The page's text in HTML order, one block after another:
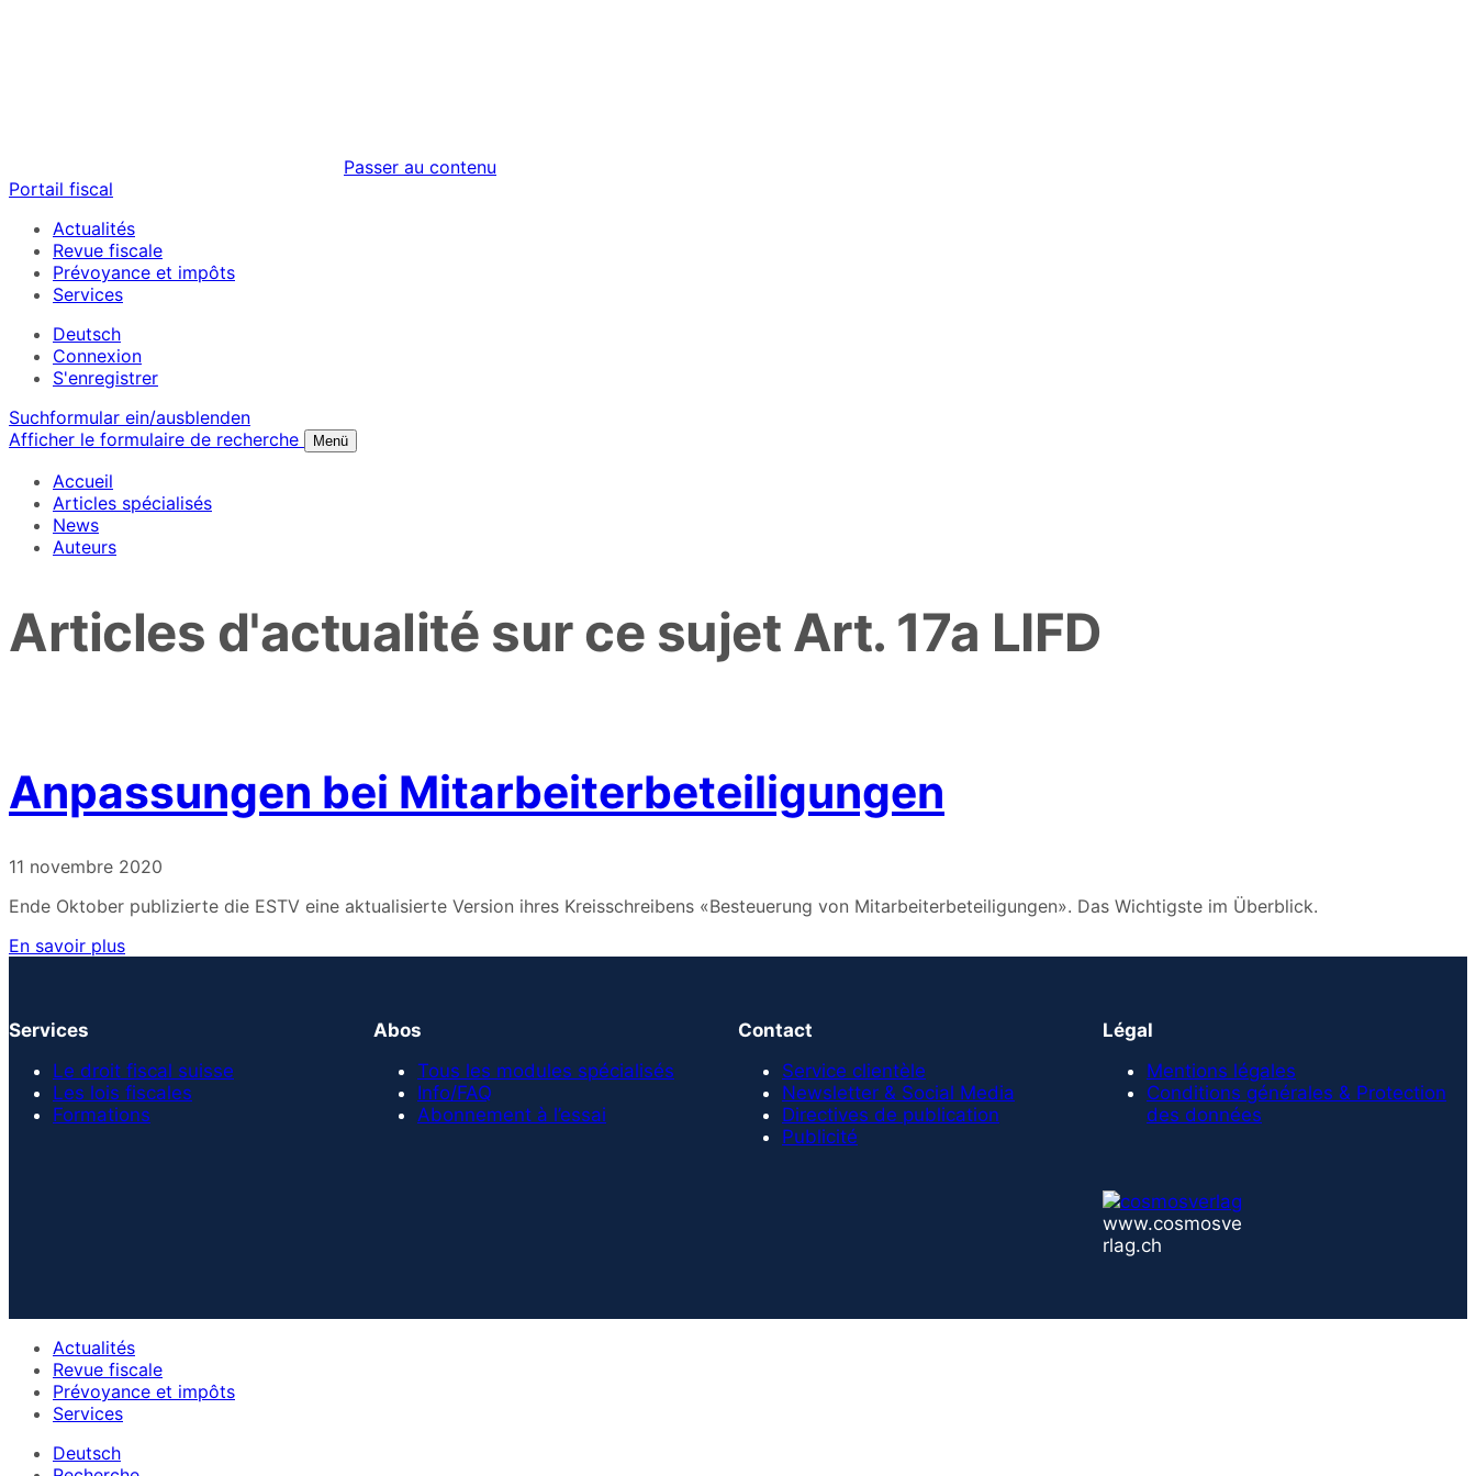
Passer au contenu
Portail fiscal
Actualités
Revue fiscale
Prévoyance et impôts
Services
Deutsch
Connexion
S'enregistrer
Suchformular ein/ausblenden
Afficher le formulaire de recherche
Menü
Accueil
Articles spécialisés
News
Auteurs
Articles d'actualité sur ce sujet Art. 17a LIFD
Anpassungen bei Mitarbeiterbeteiligungen
11 novembre 2020
Ende Oktober publizierte die ESTV eine aktualisierte Version ihres Kreisschreibens «Besteuerung von Mitarbeiterbeteiligungen». Das Wichtigste im Überblick.
En savoir plus
Services
Le droit fiscal suisse
Les lois fiscales
Formations
Abos
Tous les modules spécialisés
Info/FAQ
Abonnement à l’essai
Contact
Service clientèle
Newsletter & Social Media
Directives de publication
Publicité
Légal
Mentions légales
Conditions générales & Protection
des données
www.cosmosve
rlag.ch
Actualités
Revue fiscale
Prévoyance et impôts
Services
Deutsch